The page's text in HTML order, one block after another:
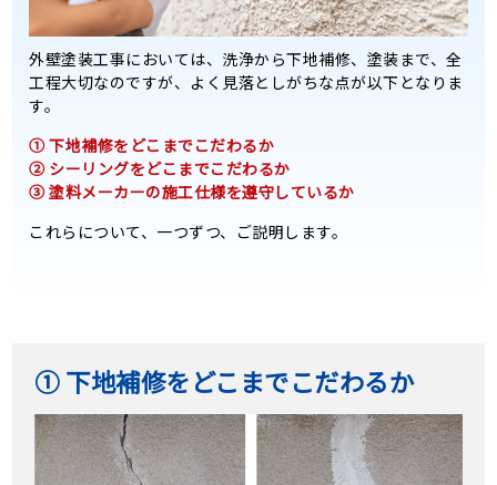
外壁塗装工事においては、洗浄から下地補修、塗装まで、全
工程大切なのですが、よく見落としがちな点が以下となりま
す。
① 下地補修をどこまでこだわるか
② シーリングをどこまでこだわるか
③ 塗料メーカーの施工仕様を遵守しているか
これらについて、一つずつ、ご説明します。
① 下地補修をどこまでこだわるか